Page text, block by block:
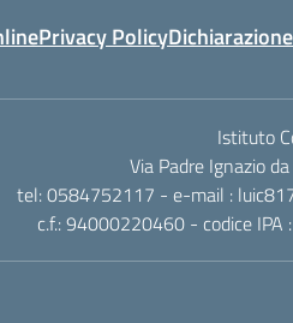
Privacy Policy
Istituto
Via Padre Ignazio
tel: 0584752117 - e-mail :
c.f.: 94000220460 - codice IPA